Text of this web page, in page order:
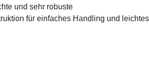
und sehr robuste
für einfaches Handling und leichtes